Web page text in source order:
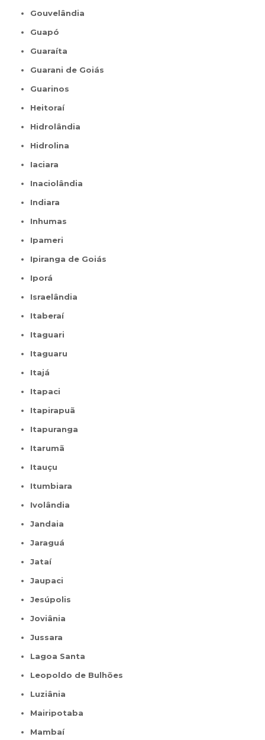
Gouvelândia
Guapó
Guaraíta
Guarani de Goiás
Guarinos
Heitoraí
Hidrolândia
Hidrolina
Iaciara
Inaciolândia
Indiara
Inhumas
Ipameri
Ipiranga de Goiás
Iporá
Israelândia
Itaberaí
Itaguari
Itaguaru
Itajá
Itapaci
Itapirapuã
Itapuranga
Itarumã
Itauçu
Itumbiara
Ivolândia
Jandaia
Jaraguá
Jataí
Jaupaci
Jesúpolis
Joviânia
Jussara
Lagoa Santa
Leopoldo de Bulhões
Luziânia
Mairipotaba
Mambaí